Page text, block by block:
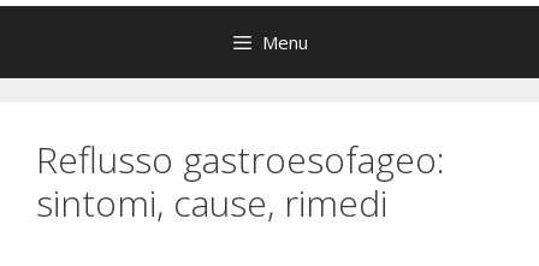
Menu
Reflusso gastroesofageo:
sintomi, cause, rimedi